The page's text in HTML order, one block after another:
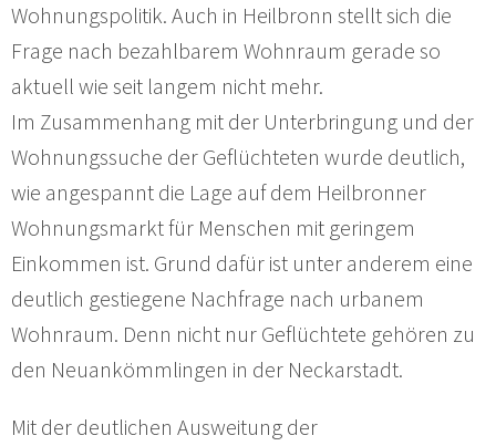
Wohnungspolitik. Auch in Heilbronn stellt sich die
Frage nach bezahlbarem Wohnraum gerade so
aktuell wie seit langem nicht mehr.
Im Zusammenhang mit der Unterbringung und der
Wohnungssuche der Geflüchteten wurde deutlich,
wie angespannt die Lage auf dem Heilbronner
Wohnungsmarkt für Menschen mit geringem
Einkommen ist. Grund dafür ist unter anderem eine
deutlich gestiegene Nachfrage nach urbanem
Wohnraum. Denn nicht nur Geflüchtete gehören zu
den Neuankömmlingen in der Neckarstadt.
Mit der deutlichen Ausweitung der